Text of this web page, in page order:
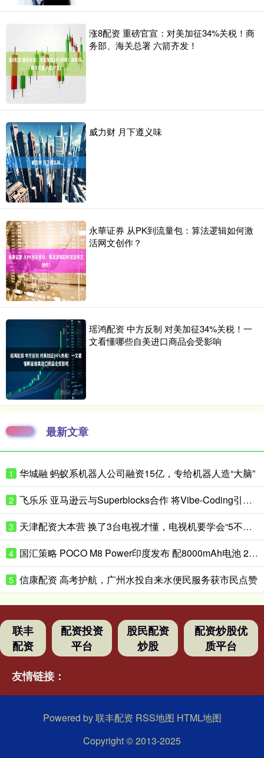
涨8配资 重磅官宣：对美加征34%关税！商
务部、海关总署 六箭齐发！
威力财 月下遵义味
永華证券 从PK到流量包：算法逻辑如何激
活网文创作？
瑶鸿配资 中方反制 对美加征34%关税！一
文看懂哪些自美进口商品会受影响
最新文章
1 华城融 蚂蚁系机器人公司融资15亿，专给机器人造“大脑”
2 飞乐乐 亚马逊云与Superblocks合作 将Vibe-Coding引入企业私有云
3 天津配资大本营 换了3台电视才懂，电视机要学会“5不买”，都是花钱买的经验
4 国汇策略 POCO M8 Power印度发布 配8000mAh电池 24999卢比起
5 信康配资 高考护航，广州水投自来水便民服务获市民点赞
联丰
配资
配资投资
平台
股民配资
炒股
配资炒股优
质平台
友情链接：
Powered by联丰配资 RSS地图 HTML地图
Copyright© 2013-2025